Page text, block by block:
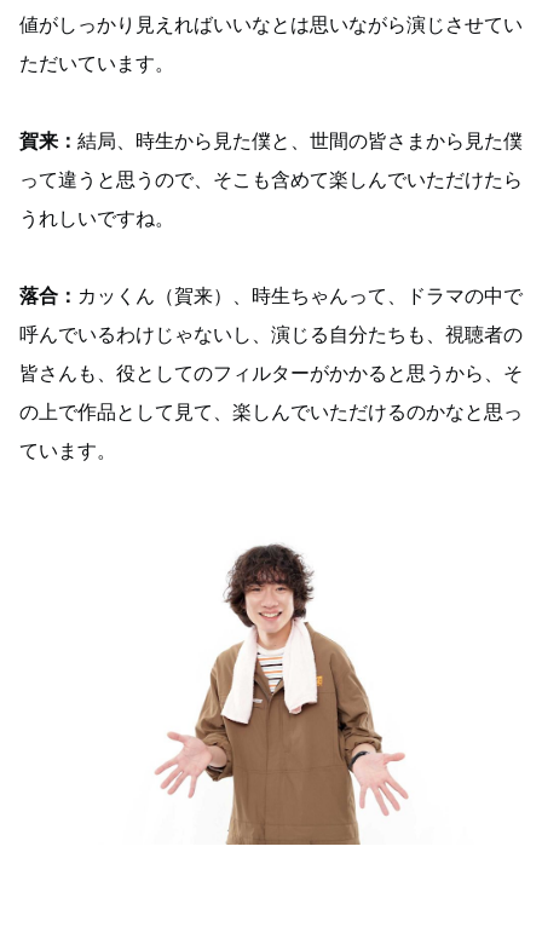
値がしっかり見えればいいなとは思いながら演じさせてい
ただいています。
賀来： 結局、時生から見た僕と、世間の皆さまから見た僕
って違うと思うので、そこも含めて楽しんでいただけたら
うれしいですね。
落合： カッくん（賀来）、時生ちゃんって、ドラマの中で
呼んでいるわけじゃないし、演じる自分たちも、視聴者の
皆さんも、役としてのフィルターがかかると思うから、そ
の上で作品として見て、楽しんでいただけるのかなと思っ
ています。